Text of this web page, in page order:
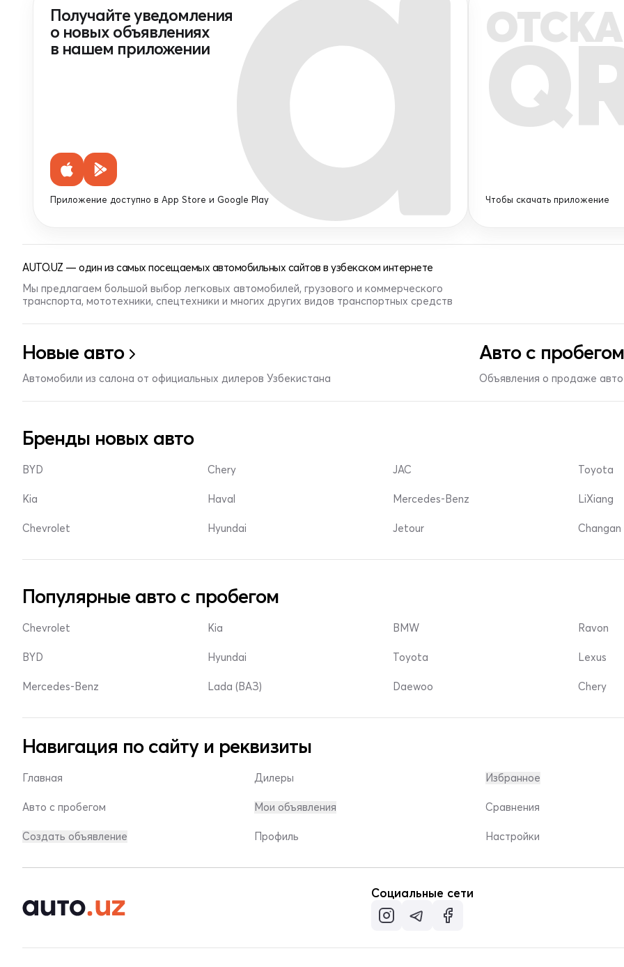
Получайте уведомления
о новых объявлениях
в нашем приложении
Приложение доступно в App Store и Google Play Чтобы скачать приложение
AUTO.UZ — один из самых посещаемых автомобильных сайтов в узбекском интернете
Мы предлагаем большой выбор легковых автомобилей, грузового и коммерческого
транспорта, мототехники, спецтехники и многих других видов транспортных средств
Новые авто
Автомобили из салона от официальных дилеров Узбекистана
Авто с пробегом
Объявления о продаже
Бренды новых авто
BYD
Kia
Chevrolet
Chery
Haval
Hyundai
JAC
Mercedes-Benz
Jetour
Toyota
LiXiang
Популярные авто с пробегом
Chevrolet
BYD
Mercedes-Benz
Kia
Hyundai
Lada (ВАЗ)
BMW
Toyota
Daewoo
Ravon
Lexus
Chery
Навигация по сайту и реквизиты
Главная
Авто с пробегом
Создать объявление
Дилеры
Мои объявления
Профиль
Избранное
Сравнения
Настройки
Социальные сети